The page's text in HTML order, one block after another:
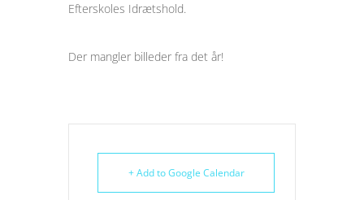
Efterskoles Idrætshold.
Der mangler billeder fra det år!
+ Add to Google Calendar